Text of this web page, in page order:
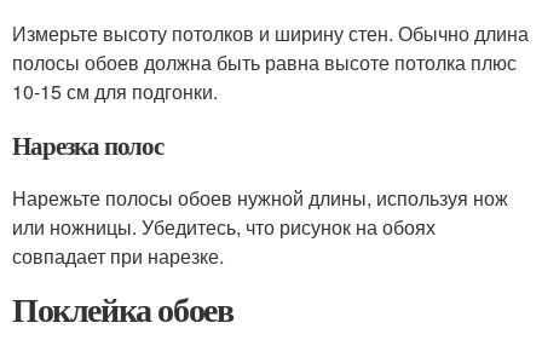
Измерьте высоту потолков и ширину стен. Обычно длина
полосы обоев должна быть равна высоте потолка плюс
10-15 см для подгонки.
Нарезка полос
Нарежьте полосы обоев нужной длины, используя нож
или ножницы. Убедитесь, что рисунок на обоях
совпадает при нарезке.
Поклейка обоев